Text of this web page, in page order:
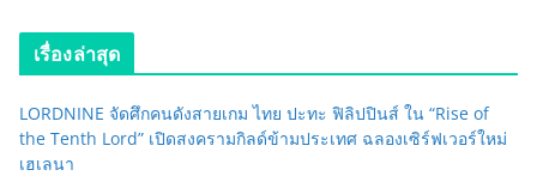
เรื่องล่าสุด
LORDNINE จัดศึกคนดังสายเกม ไทย ปะทะ ฟิลิปปินส์ ใน “Rise of
the Tenth Lord” เปิดสงครามกิลด์ข้ามประเทศ ฉลองเซิร์ฟเวอร์ใหม่
เฮเลนา